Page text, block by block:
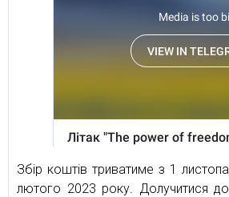
Збір коштів триватиме з 1
лютого 2023 року. Долучитися